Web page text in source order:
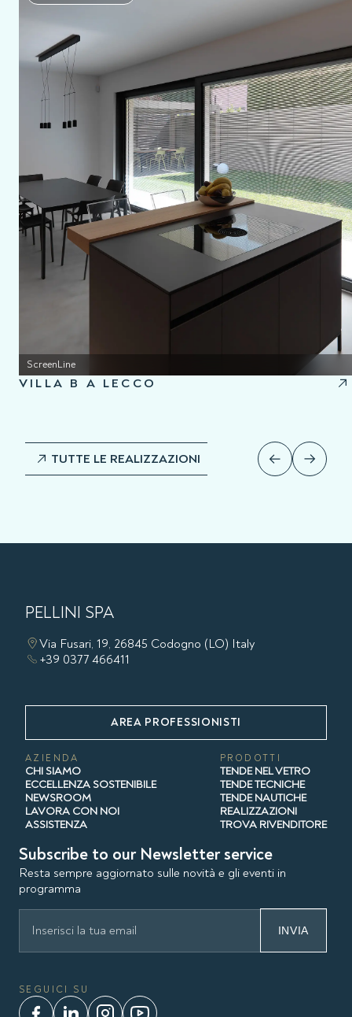
ScreenLine
VILLA B A LECCO
TUTTE LE REALIZZAZIONI
PELLINI SPA
Via Fusari, 19, 26845 Codogno (LO) Italy
+39 0377 466411
AREA PROFESSIONISTI
AZIENDA
CHI SIAMO
ECCELLENZA SOSTENIBILE
NEWSROOM
LAVORA CON NOI
ASSISTENZA
PRODOTTI
TENDE NEL VETRO
TENDE TECNICHE
TENDE NAUTICHE
REALIZZAZIONI
TROVA RIVENDITORE
Subscribe to our Newsletter service
Resta sempre aggiornato sulle novità e gli eventi in
programma
INVIA
SEGUICI SU